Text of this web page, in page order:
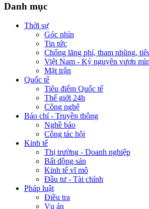
Danh mục
Thời sự
Góc nhìn
Tin tức
Chống lãng phí, tham nhũng,
Việt Nam - Kỷ nguyên vươn
Mặt trận
Quốc tế
Tiêu điểm Quốc tế
Thế giới 24h
Công nghệ
Báo chí - Truyền thông
Nghề báo
Công tác hội
Kinh tế
Thị trường - Doanh nghiệp
Bất động sản
Kinh tế vĩ mô
Đầu tư - Tài chính
Pháp luật
Điều tra
Vụ án